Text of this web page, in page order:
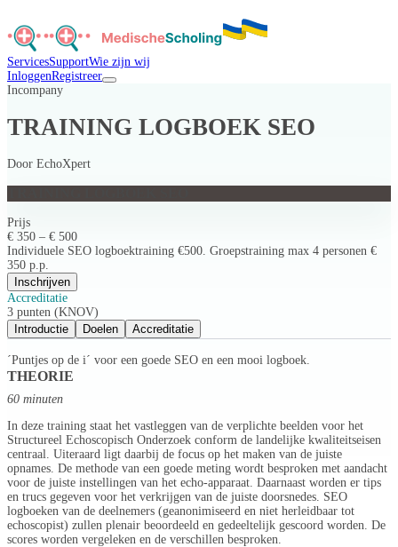
ServicesSupportWie zijn wij
InloggenRegistreer
Incompany
TRAINING LOGBOEK SEO
Door EchoXpert
Prijs
€ 350 – € 500
Individuele SEO logboektraining €500. Groepstraining max 4 personen €
350 p.p.
Inschrijven
Accreditatie
3 punten (KNOV)
Introductie
Doelen Accreditatie
´Puntjes op de i´ voor een goede SEO en een mooi logboek.
THEORIE
60 minuten
In deze training staat het vastleggen van de verplichte beelden voor het
Structureel Echoscopisch Onderzoek conform de landelijke kwaliteitseisen
centraal. Uiteraard ligt daarbij de focus op het maken van de juiste
opnames. De methode van een goede meting wordt besproken met aandacht
voor de juiste instellingen van het echo-apparaat. Daarnaast worden er tips
en trucs gegeven voor het verkrijgen van de juiste doorsnedes. SEO
logboeken van de deelnemers (geanonimiseerd en niet herleidbaar tot
echoscopist) zullen plenair beoordeeld en gedeeltelijk gescoord worden. De
scores worden vergeleken en de verschillen besproken.